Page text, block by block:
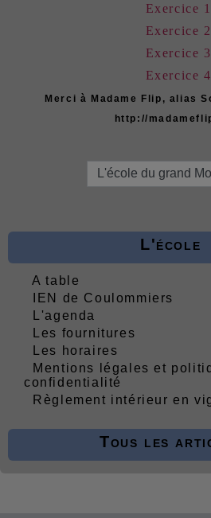
L'école
A table
IEN de Coulommiers
L'agenda
Les fournitures
Les horaires
Mentions légales et
confidentialité
Règlement intérieur en
Tous les
Exercice 1
Exercice 2
Exercice 3
Exercice 4
Merci à Madame Flip, alias
http://